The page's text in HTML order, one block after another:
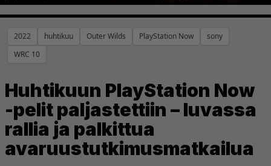
2022 huhtikuu Outer Wilds PlayStation Now
sony
WRC 10
Huhtikuun PlayStation Now
-pelit paljastettiin – luvassa
rallia ja palkittua
avaruustutkimusmatkailua